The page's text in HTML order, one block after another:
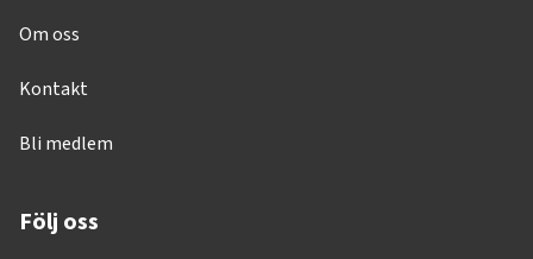
Om oss
Kontakt
Bli medlem
Följ oss